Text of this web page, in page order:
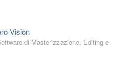
Vision
di Masterizzazione, Editing e